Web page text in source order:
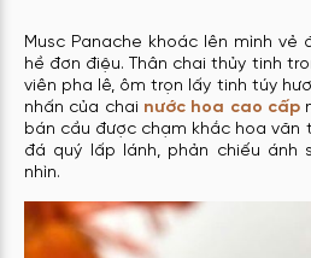
Musc Panache khoác lên mình vẻ
hề đơn điệu. Thân chai thủy tinh
viên pha lê, ôm trọn lấy tinh túy
nhấn của chai nước hoa cao cấp
bán cầu được chạm khắc hoa văn
đá quý lấp lánh, phản chiếu ánh
nhìn.